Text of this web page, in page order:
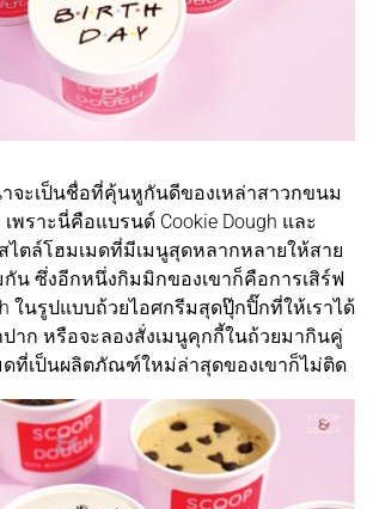
าจะเป็นชื่อที่คุ้นหูกันดีของเหล่าสาวกขนม
พราะนี่คือแบรนด์ Cookie Dough และ
สไตล์โฮมเมดที่มีเมนูสุดหลากหลายให้สาย
น ซึ่งอีกหนึ่งกิมมิกของเขาก็คือการเสิร์ฟ
ในรูปแบบถ้วยไอศกรีมสุดปุ๊กปิ๊กที่ให้เราได้
าก หรือจะลองสั่งเมนูคุกกี้ในถ้วยมากินคู่
ดที่เป็นผลิตภัณฑ์ใหม่ล่าสุดของเขาก็ไม่ติด